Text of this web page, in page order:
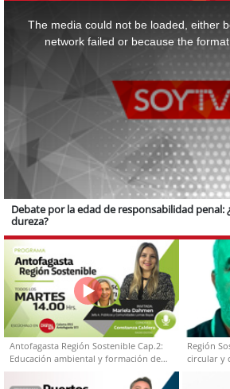
The media could not be loaded, either
network failed or because the
Debate por la edad de responsabilidad penal:
dureza?
Antofagasta Región Sostenible Cap.2:
Educación ambiental y formación de
capacidades técnicas
Región
circular y